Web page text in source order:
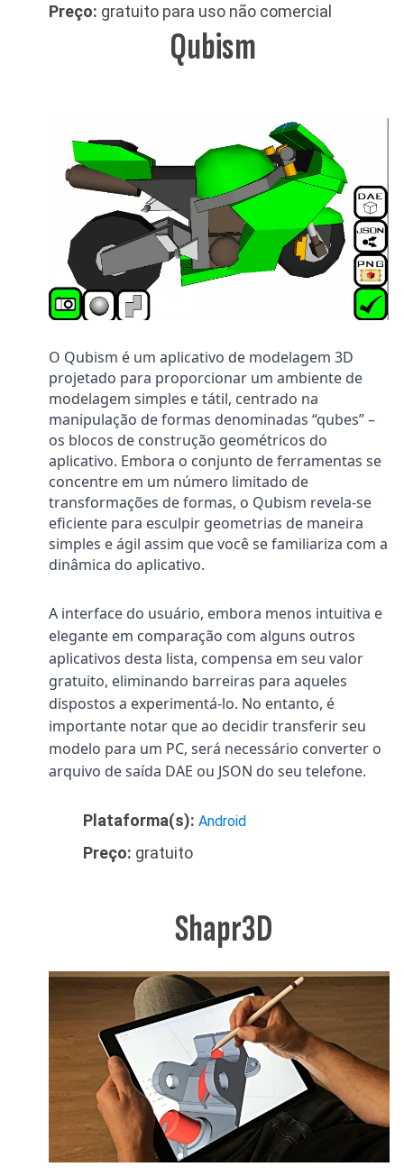
Preço: gratuito para uso não comercial
Qubism
O Qubism é um aplicativo de modelagem 3D
projetado para proporcionar um ambiente de
modelagem simples e tátil, centrado na
manipulação de formas denominadas “qubes” –
os blocos de construção geométricos do
aplicativo. Embora o conjunto de ferramentas se
concentre em um número limitado de
transformações de formas, o Qubism revela-se
eficiente para esculpir geometrias de maneira
simples e ágil assim que você se familiariza com a
dinâmica do aplicativo.
A interface do usuário, embora menos intuitiva e
elegante em comparação com alguns outros
aplicativos desta lista, compensa em seu valor
gratuito, eliminando barreiras para aqueles
dispostos a experimentá-lo. No entanto, é
importante notar que ao decidir transferir seu
modelo para um PC, será necessário converter o
arquivo de saída DAE ou JSON do seu telefone.
Plataforma(s): Android
Preço: gratuito
Shapr3D